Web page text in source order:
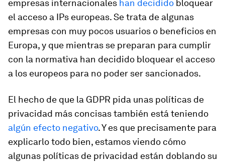
empresas internacionales han decidido bloquear
el acceso a IPs europeas. Se trata de algunas
empresas con muy pocos usuarios o beneficios en
Europa, y que mientras se preparan para cumplir
con la normativa han decidido bloquear el acceso
a los europeos para no poder ser sancionados.
El hecho de que la GDPR pida unas políticas de
privacidad más concisas también está teniendo
algún efecto negativo. Y es que precisamente para
explicarlo todo bien, estamos viendo cómo
algunas políticas de privacidad están doblando su